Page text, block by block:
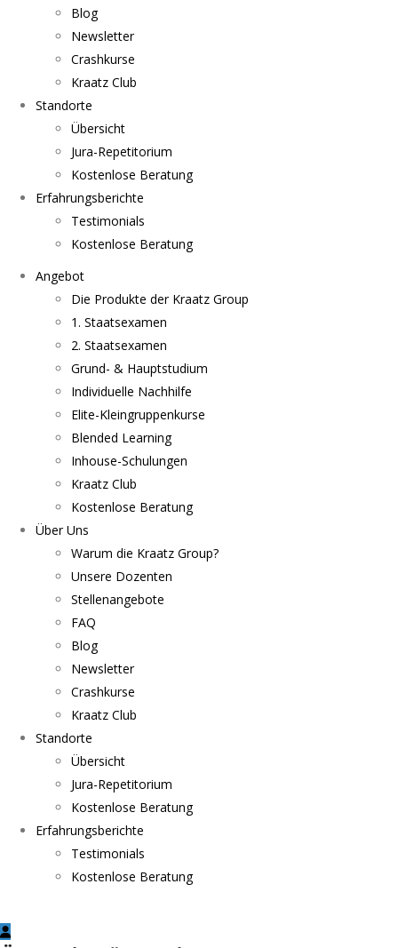
Blog
Newsletter
Crashkurse
Kraatz Club
Standorte
Übersicht
Jura-Repetitorium
Kostenlose Beratung
Erfahrungsberichte
Testimonials
Kostenlose Beratung
Angebot
Die Produkte der Kraatz Group
1. Staatsexamen
2. Staatsexamen
Grund- & Hauptstudium
Individuelle Nachhilfe
Elite-Kleingruppenkurse
Blended Learning
Inhouse-Schulungen
Kraatz Club
Kostenlose Beratung
Über Uns
Warum die Kraatz Group?
Unsere Dozenten
Stellenangebote
FAQ
Blog
Newsletter
Crashkurse
Kraatz Club
Standorte
Übersicht
Jura-Repetitorium
Kostenlose Beratung
Erfahrungsberichte
Testimonials
Kostenlose Beratung